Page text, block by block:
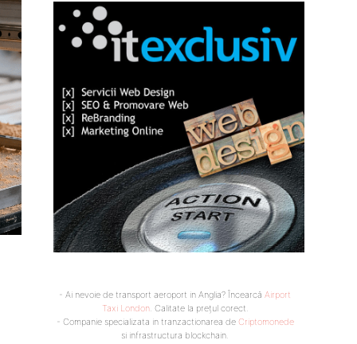
- Ai nevoie de transport aeroport in Anglia? Încearcă Airport
Taxi London. Calitate la prețul corect.
- Companie specializata in tranzactionarea de Criptomonede
si infrastructura blockchain.